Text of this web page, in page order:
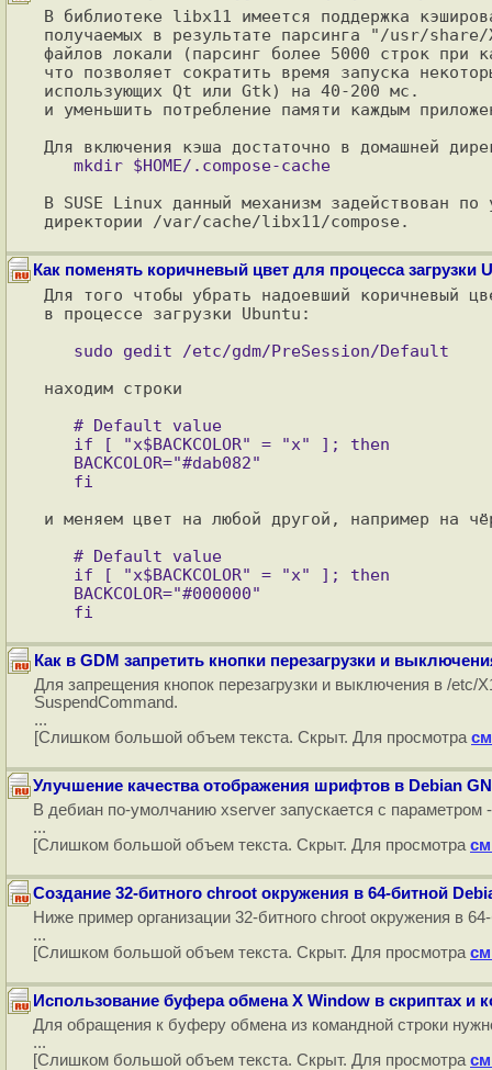
В библиотеке libx11 имеется поддержка
получаемых в результате парсинга "/usr/
файлов локали (парсинг более 5000 строк при
что позволяет сократить время запуска
использующих Qt или Gtk) на 40-200 мс.
и уменьшить потребление памяти каждым
В SUSE Linux данный механизм задействован
Как поменять коричневый цвет для процесса загрузки
Для того чтобы убрать надоевший коричневый
в процессе загрузки Ubuntu:
находим строки
и меняем цвет на любой другой, например на
Как в GDM запретить кнопки перезагрузки и
Для запрещения кнопок перезагрузки и выключения в /
SuspendCommand.
...
[Слишком большой объем текста. Скрыт. Для просмотра
Улучшение качества отображения шрифтов в Debian
В дебиан по-умолчанию xserver запускается с
...
[Слишком большой объем текста. Скрыт. Для просмотра
Создание 32-битного chroot окружения в 64-битной
Ниже пример организации 32-битного chroot окружения в
...
[Слишком большой объем текста. Скрыт. Для просмотра
Использование буфера обмена X Window в скриптах и
Для обращения к буферу обмена из командной строки
...
[Слишком большой объем текста. Скрыт. Для просмотра